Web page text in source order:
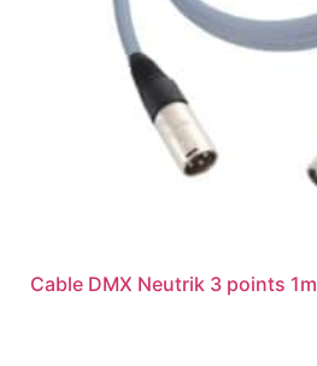
Cable DMX Neutrik 3 points 1m